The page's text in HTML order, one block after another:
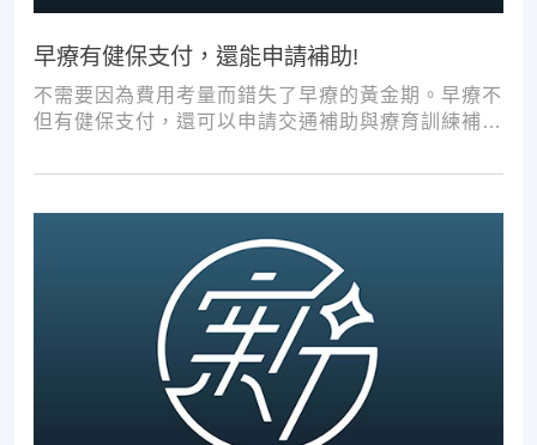
早療有健保支付，還能申請補助!
不需要因為費用考量而錯失了早療的黃金期。早療不
但有健保支付，還可以申請交通補助與療育訓練補